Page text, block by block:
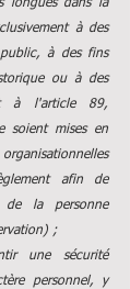
longues dans la
à des
à des fins
ou à des
à l'article 89,
soient mises en
afin de
la personne
;
une sécurité
personnel, y